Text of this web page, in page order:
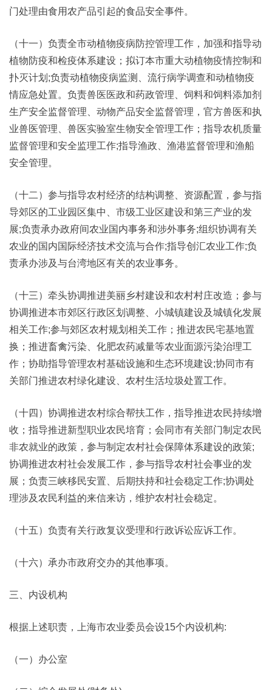
门处理由食用农产品引起的食品安全事件。
（十一）负责全市动植物疫病防控管理工作，加强和指导动
植物防疫和检疫体系建设；拟订本市重大动植物疫情控制和
扑灭计划;负责动植物疫病监测、流行病学调查和动植物疫
情应急处置。负责兽医医政和药政管理、饲料和饲料添加剂
生产安全监督管理、动物产品安全监督管理，官方兽医和执
业兽医管理、兽医实验室生物安全管理工作；指导农机质量
监督管理和安全监理工作;指导渔政、渔港监督管理和渔船
安全管理。
（十二）参与指导农村经济的结构调整、资源配置，参与指
导郊区的工业园区集中、市级工业区建设和第三产业的发
展;负责承办政府间农业国内事务和涉外事务;组织协调有关
农业的国内国际经济技术交流与合作;指导创汇农业工作;负
责承办涉及与台湾地区有关的农业事务。
（十三）牵头协调推进美丽乡村建设和农村村庄改造；参与
协调推进本市郊区行政区划调整、小城镇建设及城镇化发展
相关工作;参与郊区农村规划相关工作；推进农民宅基地置
换；推进畜禽污染、化肥农药减量等农业面源污染治理工
作；协助指导管理农村基础设施和生态环境建设;协同市有
关部门推进农村绿化建设、农村生活垃圾处置工作。
（十四）协调推进农村综合帮扶工作，指导推进农民持续增
收；指导推进新型职业农民培育；会同市有关部门制定农民
非农就业的政策，参与制定农村社会保障体系建设的政策;
协调推进农村社会发展工作，参与指导农村社会事业的发
展；负责三峡移民安置、后期扶持和社会稳定工作;协调处
理涉及农民利益的来信来访，维护农村社会稳定。
（十五）负责有关行政复议受理和行政诉讼应诉工作。
（十六）承办市政府交办的其他事项。
三、内设机构
根据上述职责，上海市农业委员会设15个内设机构:
（一）办公室